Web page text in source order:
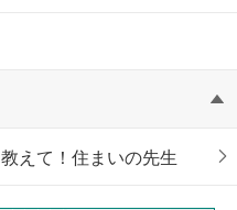
教えて！住まいの先生